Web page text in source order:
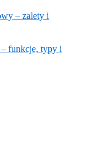
– zalety i
funkcje, typy i